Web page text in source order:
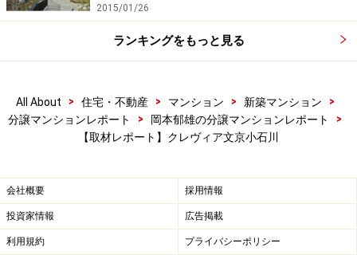
2015/01/26
ランキングをもっと見る
All About > 住宅・不動産 > マンション > 新築マンション
>
分譲マンションレポート
> 岡本郁雄の分譲マンションレポート
>
【取材レポート】クレヴィア文京小石川
会社概要 採用情報
投資家情報 広告掲載
利用規約 プライバシーポリシー